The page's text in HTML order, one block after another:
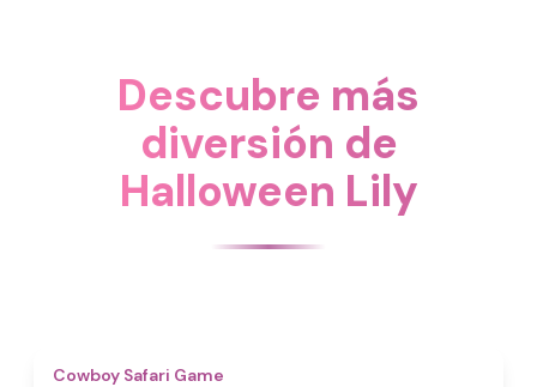
Descubre más
diversión de
Halloween Lily
Cowboy Safari Game